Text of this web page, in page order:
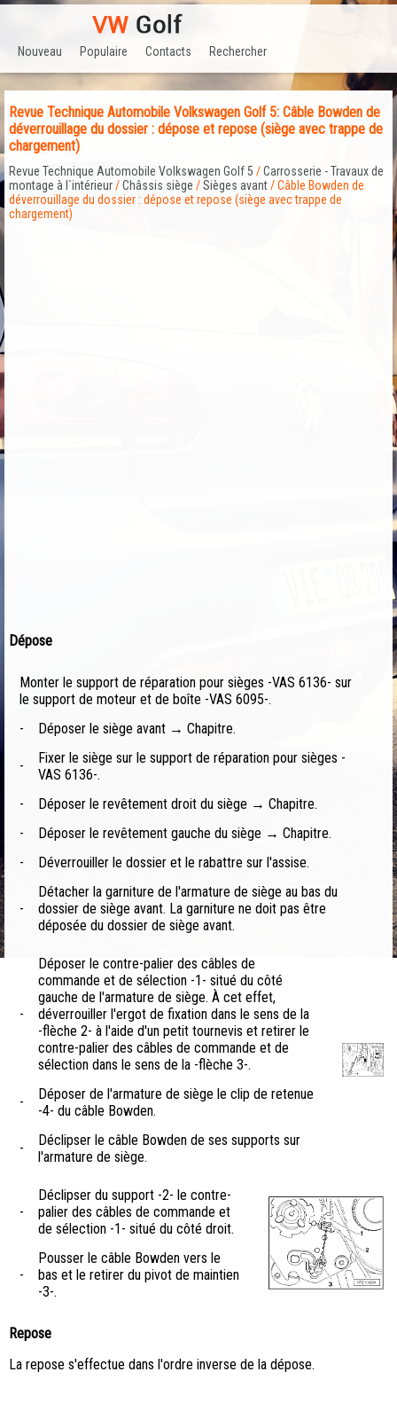
Nouveau Populaire Contacts Rechercher
Revue Technique Automobile Volkswagen Golf 5: Câble Bowden de
déverrouillage du dossier : dépose et repose (siège avec trappe de
chargement)
Revue Technique Automobile Volkswagen Golf 5 /Carrosserie - Travaux de
montage à l`intérieur/Châssis siège /Sièges avant/ Câble Bowden de
déverrouillage du dossier : dépose et repose (siège avec trappe de
chargement)
Dépose
Monter le support de réparation pour sièges -VAS 6136- sur
le support de moteur et de boîte -VAS 6095-.
-
Déposer le siège avant → Chapitre.
-
Fixer le siège sur le support de réparation pour sièges -
VAS 6136-.
-
Déposer le revêtement droit du siège → Chapitre.
-
Déposer le revêtement gauche du siège → Chapitre.
-
Déverrouiller le dossier et le rabattre sur l'assise.
-
Détacher la garniture de l'armature de siège au bas du
dossier de siège avant. La garniture ne doit pas être
déposée du dossier de siège avant.
-
Déposer le contre-palier des câbles de
commande et de sélection -1- situé du côté
gauche de l'armature de siège. À cet effet,
déverrouiller l'ergot de fixation dans le sens de la
-flèche 2- à l'aide d'un petit tournevis et retirer le
contre-palier des câbles de commande et de
sélection dans le sens de la -flèche 3-.
-
Déposer de l'armature de siège le clip de retenue
-4- du câble Bowden.
-
Déclipser le câble Bowden de ses supports sur
l'armature de siège.
-
Déclipser du support -2- le contre-
palier des câbles de commande et
de sélection -1- situé du côté droit.
-
Pousser le câble Bowden vers le
bas et le retirer du pivot de maintien
-3-.
Repose
La repose s'effectue dans l'ordre inverse de la dépose.